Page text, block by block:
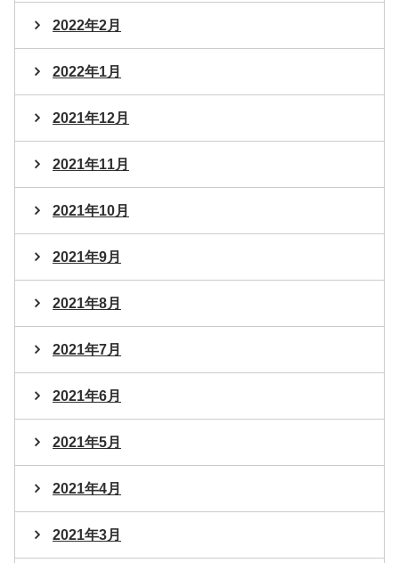
2022年2月
2022年1月
2021年12月
2021年11月
2021年10月
2021年9月
2021年8月
2021年7月
2021年6月
2021年5月
2021年4月
2021年3月